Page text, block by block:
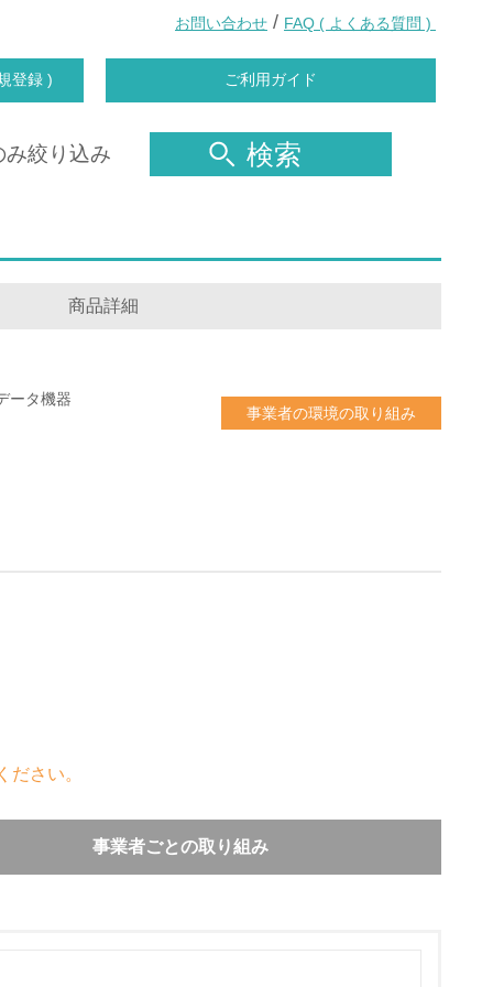
お問い合わせ / FAQ ( よくある質問 )
登録 ) ご利用ガイド
み絞り込み 検索
商品詳細
ータ機器
事業者の環境の取り組み
さい。
事業者ごとの取り組み